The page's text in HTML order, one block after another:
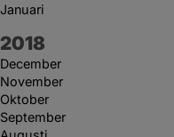
Januari
År:
2018
December
November
Oktober
September